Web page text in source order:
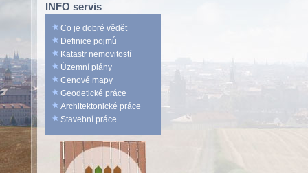
INFO servis
Co je dobré vědět
Definice pojmů
Katastr nemovitostí
Územní plány
Cenové mapy
Geodetické práce
Architektonické práce
Stavební práce